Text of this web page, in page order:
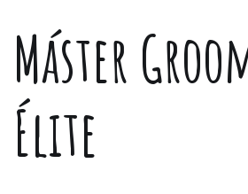
Máster
Élite